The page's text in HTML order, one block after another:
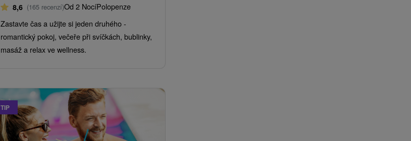
8,6 (165 recenzí)Od 2 NocíPolopenze
Zastavte čas a užijte si jeden druhého -
romantický pokoj, večeře při svíčkách, bublinky,
masáž a relax ve wellness.
TIP